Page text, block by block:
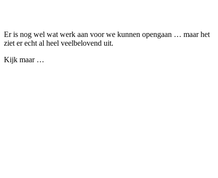
Er is nog wel wat werk aan voor we kunnen opengaan … maar het
ziet er echt al heel veelbelovend uit.
Kijk maar …